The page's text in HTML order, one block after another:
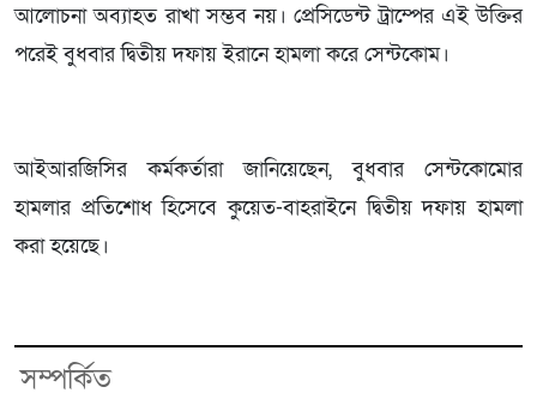
আলোচনা অব্যাহত রাখা সম্ভব নয়। প্রেসিডেন্ট ট্রাম্পের এই উক্তির
পরেই বুধবার দ্বিতীয় দফায় ইরানে হামলা করে সেন্টকোম।
আইআরজিসির কর্মকর্তারা জানিয়েছেন, বুধবার সেন্টকোমোর
হামলার প্রতিশোধ হিসেবে কুয়েত-বাহরাইনে দ্বিতীয় দফায় হামলা
করা হয়েছে।
সম্পর্কিত